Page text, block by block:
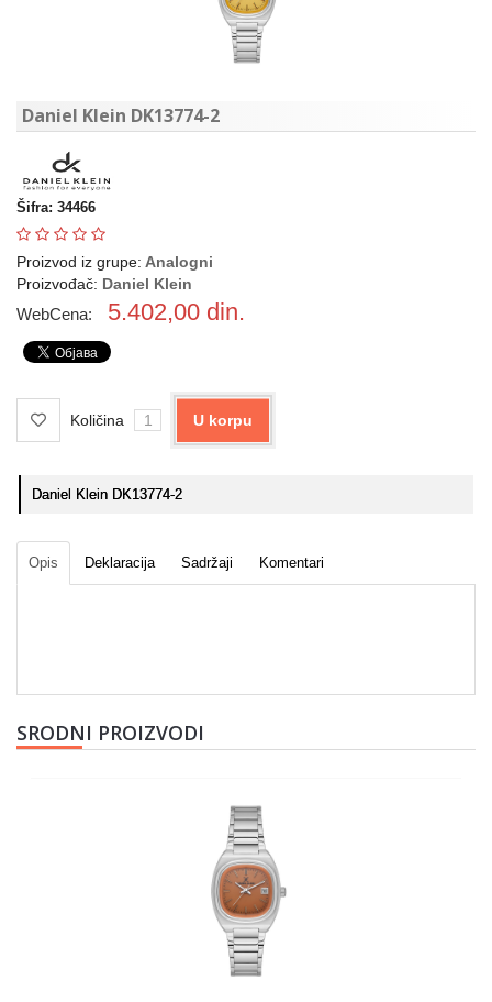
Daniel Klein DK13774-2
Šifra: 34466
Proizvod iz grupe: Analogni
Proizvođač: Daniel Klein
WebCena: 5.402,00 din.
Količina U korpu
Daniel Klein DK13774-2
Opis Deklaracija Sadržaji Komentari
SRODNI PROIZVODI